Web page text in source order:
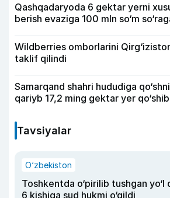
Qashqadaryoda 6 gektar yerni
berish evaziga 100 mln so‘m
Wildberries omborlarini
taklif qilindi
Samarqand shahri hududiga
qariyb 17,2 ming gektar yer
Tavsiyalar
O‘zbekiston
Toshkentda o‘pirilib tushgan yo‘l
6 kishiga sud hukmi o‘qildi